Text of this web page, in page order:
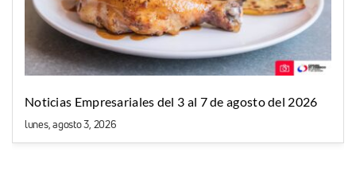
Noticias Empresariales del 3 al 7 de agosto del 2026
lunes, agosto 3, 2026